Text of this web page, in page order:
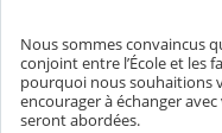
Nous sommes convaincus
conjoint entre l’École et les
pourquoi nous souhaitions
encourager à échanger
seront abordées.